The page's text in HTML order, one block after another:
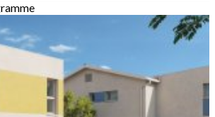
394,00 €